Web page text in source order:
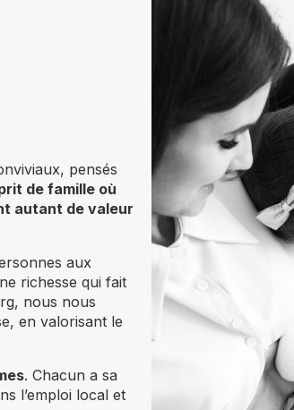
pensés
de famille où
autant de valeur
aux
richesse qui fait
nous nous
en valorisant le
. Chacun a sa
l’emploi local et